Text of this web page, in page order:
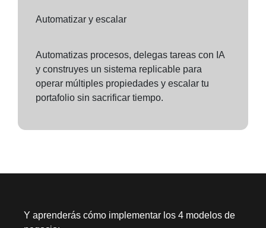
Automatizar y escalar
Automatizas procesos, delegas tareas con IA
y construyes un sistema replicable para
operar múltiples propiedades y escalar tu
portafolio sin sacrificar tiempo.
Y aprenderás cómo implementar los 4 modelos de